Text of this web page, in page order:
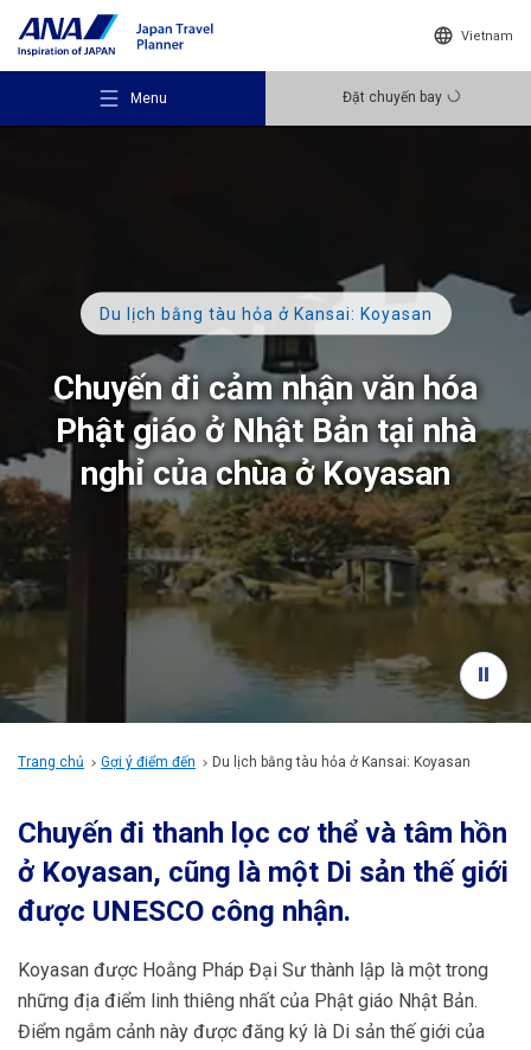
Vietnam
Menu Đặt chuyến bay
Gợi ý điểm đến
Ý tưởng du lịch
Điểm đến
Thông tin du lịch
Dịch vụ của ANA
Du lịch bằng tàu hỏa ở Kansai: Koyasan
Chuyến đi cảm nhận văn hóa
Phật giáo ở Nhật Bản tại nhà
nghỉ của chùa ở Koyasan
Trang chủ Gợi ý điểm đến Du lịch bằng tàu hỏa ở Kansai: Koyasan
Chuyến đi thanh lọc cơ thể và tâm hồn
ở Koyasan, cũng là một Di sản thế giới
được UNESCO công nhận.
Koyasan được Hoằng Pháp Đại Sư thành lập là một trong
những địa điểm linh thiêng nhất của Phật giáo Nhật Bản.
Điểm ngắm cảnh này được đăng ký là Di sản thế giới của